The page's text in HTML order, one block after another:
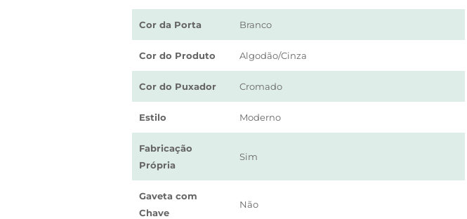
Cor da Porta Branco
Cor do Produto Algodão/Cinza
Cor do Puxador Cromado
Estilo Moderno
Fabricação
Própria
Sim
Gaveta com
Chave
Não